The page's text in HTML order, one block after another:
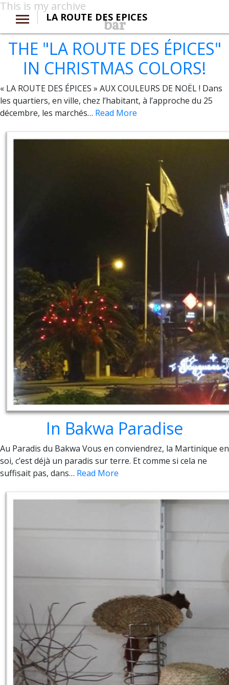
LA ROUTE DES EPICES
This is my archive
bar
THE "LA ROUTE DES ÉPICES"
IN CHRISTMAS COLORS!
« LA ROUTE DES ÉPICES » AUX COULEURS DE NOËL ! Dans
les quartiers, en ville, chez l’habitant, à l’approche du 25
décembre, les marchés… Read More
In Bakwa Paradise
Au Paradis du Bakwa Vous en conviendrez, la Martinique en
soi, c’est déjà un paradis sur terre. Et comme si cela ne
suffisait pas, dans… Read More